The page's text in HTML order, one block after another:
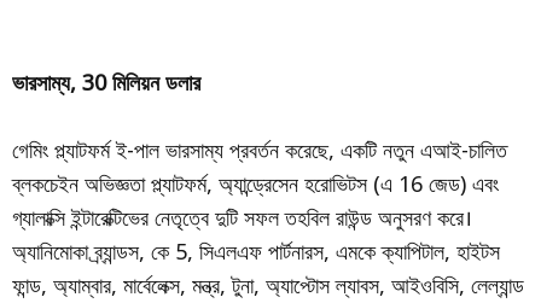
ভারসাম্য, 30 মিলিয়ন ডলার
গেমিং প্ল্যাটফর্ম ই-পাল ভারসাম্য প্রবর্তন করেছে, একটি নতুন এআই-চালিত
ব্লকচেইন অভিজ্ঞতা প্ল্যাটফর্ম, অ্যান্ড্রেসেন হরোভিটস (এ 16 জেড) এবং
গ্যালাক্সি ইন্টারেক্টিভের নেতৃত্বে দুটি সফল তহবিল রাউন্ড অনুসরণ করে।
অ্যানিমোকা ব্র্যান্ডস, কে 5, সিএলএফ পার্টনারস, এমকে ক্যাপিটাল, হাইটস
ফান্ড, অ্যাম্বার, মার্বেলেক্স, মন্ত্র, টুনা, অ্যাপ্টোস ল্যাবস, আইওবিসি, লেল্যান্ড